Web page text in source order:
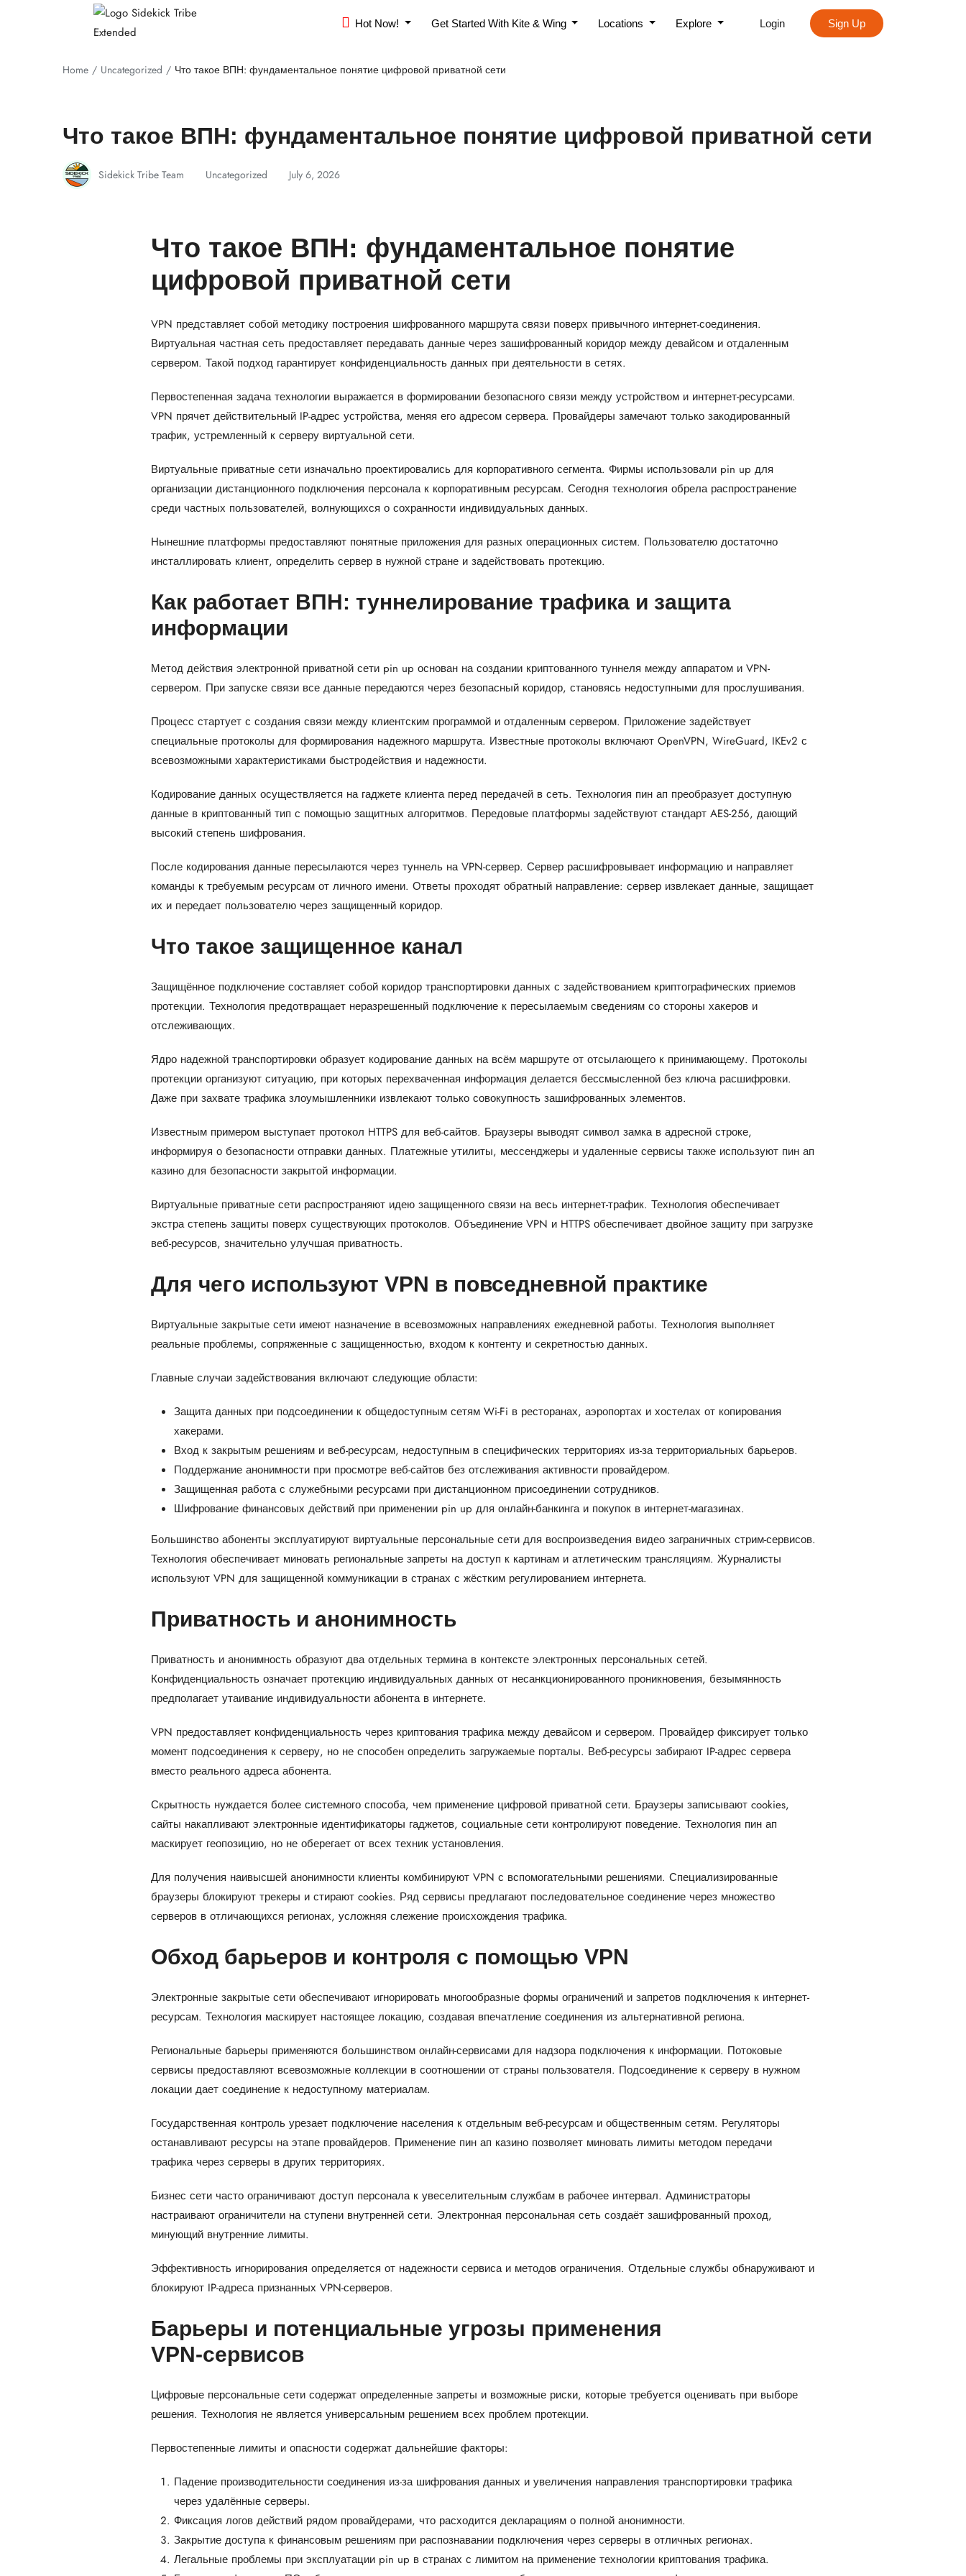
Hot Now! Get Started With Kite & Wing Locations Explore Login Sign Up
Home Uncategorized Что такое ВПН: фундаментальное понятие цифровой приватной сети
Что такое ВПН: фундаментальное понятие цифровой приватной сети
Sidekick Tribe Team Uncategorized July 6, 2026
Что такое ВПН: фундаментальное понятие
цифровой приватной сети
VPN представляет собой методику построения шифрованного маршрута связи поверх привычного интернет-соединения.
Виртуальная частная сеть предоставляет передавать данные через зашифрованный коридор между девайсом и отдаленным
сервером. Такой подход гарантирует конфиденциальность данных при деятельности в сетях.
Первостепенная задача технологии выражается в формировании безопасного связи между устройством и интернет-ресурсами.
VPN прячет действительный IP-адрес устройства, меняя его адресом сервера. Провайдеры замечают только закодированный
трафик, устремленный к серверу виртуальной сети.
Виртуальные приватные сети изначально проектировались для корпоративного сегмента. Фирмы использовали pin up для
организации дистанционного подключения персонала к корпоративным ресурсам. Сегодня технология обрела распространение
среди частных пользователей, волнующихся о сохранности индивидуальных данных.
Нынешние платформы предоставляют понятные приложения для разных операционных систем. Пользователю достаточно
инсталлировать клиент, определить сервер в нужной стране и задействовать протекцию.
Как работает ВПН: туннелирование трафика и защита
информации
Метод действия электронной приватной сети pin up основан на создании криптованного туннеля между аппаратом и VPN-
сервером. При запуске связи все данные передаются через безопасный коридор, становясь недоступными для прослушивания.
Процесс стартует с создания связи между клиентским программой и отдаленным сервером. Приложение задействует
специальные протоколы для формирования надежного маршрута. Известные протоколы включают OpenVPN, WireGuard, IKEv2 с
всевозможными характеристиками быстродействия и надежности.
Кодирование данных осуществляется на гаджете клиента перед передачей в сеть. Технология пин ап преобразует доступную
данные в криптованный тип с помощью защитных алгоритмов. Передовые платформы задействуют стандарт AES-256, дающий
высокий степень шифрования.
После кодирования данные пересылаются через туннель на VPN-сервер. Сервер расшифровывает информацию и направляет
команды к требуемым ресурсам от личного имени. Ответы проходят обратный направление: сервер извлекает данные, защищает
их и передает пользователю через защищенный коридор.
Что такое защищенное канал
Защищённое подключение составляет собой коридор транспортировки данных с задействованием криптографических приемов
протекции. Технология предотвращает неразрешенный подключение к пересылаемым сведениям со стороны хакеров и
отслеживающих.
Ядро надежной транспортировки образует кодирование данных на всём маршруте от отсылающего к принимающему. Протоколы
протекции организуют ситуацию, при которых перехваченная информация делается бессмысленной без ключа расшифровки.
Даже при захвате трафика злоумышленники извлекают только совокупность зашифрованных элементов.
Известным примером выступает протокол HTTPS для веб-сайтов. Браузеры выводят символ замка в адресной строке,
информируя о безопасности отправки данных. Платежные утилиты, мессенджеры и удаленные сервисы также используют пин ап
казино для безопасности закрытой информации.
Виртуальные приватные сети распространяют идею защищенного связи на весь интернет-трафик. Технология обеспечивает
экстра степень защиты поверх существующих протоколов. Объединение VPN и HTTPS обеспечивает двойное защиту при загрузке
веб-ресурсов, значительно улучшая приватность.
Для чего используют VPN в повседневной практике
Виртуальные закрытые сети имеют назначение в всевозможных направлениях ежедневной работы. Технология выполняет
реальные проблемы, сопряженные с защищенностью, входом к контенту и секретностью данных.
Главные случаи задействования включают следующие области:
Защита данных при подсоединении к общедоступным сетям Wi-Fi в ресторанах, аэропортах и хостелах от копирования
хакерами.
Вход к закрытым решениям и веб-ресурсам, недоступным в специфических территориях из-за территориальных барьеров.
Поддержание анонимности при просмотре веб-сайтов без отслеживания активности провайдером.
Защищенная работа с служебными ресурсами при дистанционном присоединении сотрудников.
Шифрование финансовых действий при применении pin up для онлайн-банкинга и покупок в интернет-магазинах.
Большинство абоненты эксплуатируют виртуальные персональные сети для воспроизведения видео заграничных стрим-сервисов.
Технология обеспечивает миновать региональные запреты на доступ к картинам и атлетическим трансляциям. Журналисты
используют VPN для защищенной коммуникации в странах с жёстким регулированием интернета.
Приватность и анонимность
Приватность и анонимность образуют два отдельных термина в контексте электронных персональных сетей.
Конфиденциальность означает протекцию индивидуальных данных от несанкционированного проникновения, безымянность
предполагает утаивание индивидуальности абонента в интернете.
VPN предоставляет конфиденциальность через криптования трафика между девайсом и сервером. Провайдер фиксирует только
момент подсоединения к серверу, но не способен определить загружаемые порталы. Веб-ресурсы забирают IP-адрес сервера
вместо реального адреса абонента.
Скрытность нуждается более системного способа, чем применение цифровой приватной сети. Браузеры записывают cookies,
сайты накапливают электронные идентификаторы гаджетов, социальные сети контролируют поведение. Технология пин ап
маскирует геопозицию, но не оберегает от всех техник установления.
Для получения наивысшей анонимности клиенты комбинируют VPN с вспомогательными решениями. Специализированные
браузеры блокируют трекеры и стирают cookies. Ряд сервисы предлагают последовательное соединение через множество
серверов в отличающихся регионах, усложняя слежение происхождения трафика.
Обход барьеров и контроля с помощью VPN
Электронные закрытые сети обеспечивают игнорировать многообразные формы ограничений и запретов подключения к интернет-
ресурсам. Технология маскирует настоящее локацию, создавая впечатление соединения из альтернативной региона.
Региональные барьеры применяются большинством онлайн-сервисами для надзора подключения к информации. Потоковые
сервисы предоставляют всевозможные коллекции в соотношении от страны пользователя. Подсоединение к серверу в нужном
локации дает соединение к недоступному материалам.
Государственная контроль урезает подключение населения к отдельным веб-ресурсам и общественным сетям. Регуляторы
останавливают ресурсы на этапе провайдеров. Применение пин ап казино позволяет миновать лимиты методом передачи
трафика через серверы в других территориях.
Бизнес сети часто ограничивают доступ персонала к увеселительным службам в рабочее интервал. Администраторы
настраивают ограничители на ступени внутренней сети. Электронная персональная сеть создаёт зашифрованный проход,
минующий внутренние лимиты.
Эффективность игнорирования определяется от надежности сервиса и методов ограничения. Отдельные службы обнаруживают и
блокируют IP-адреса признанных VPN-серверов.
Барьеры и потенциальные угрозы применения
VPN‑сервисов
Цифровые персональные сети содержат определенные запреты и возможные риски, которые требуется оценивать при выборе
решения. Технология не является универсальным решением всех проблем протекции.
Первостепенные лимиты и опасности содержат дальнейшие факторы:
Падение производительности соединения из-за шифрования данных и увеличения направления транспортировки трафика
через удалённые серверы.
Фиксация логов действий рядом провайдерами, что расходится декларациям о полной анонимности.
Закрытие доступа к финансовым решениям при распознавании подключения через серверы в отличных регионах.
Легальные проблемы при эксплуатации pin up в странах с лимитом на применение технологии криптования трафика.